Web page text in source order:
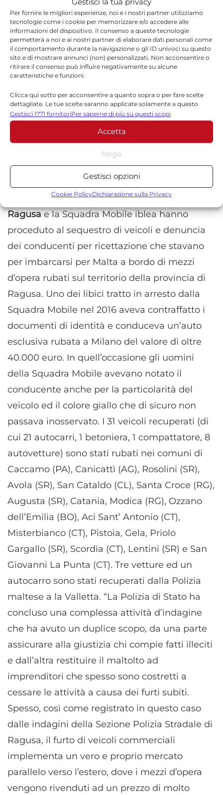
Per fornire le migliori esperienze, noi e i nostri partner utilizziamo
tecnologie come i cookie per memorizzare e/o accedere alle
informazioni del dispositivo. Il consenso a queste tecnologie
permetterà a noi e ai nostri partner di elaborare dati personali come
il comportamento durante la navigazione o gli ID univoci su questo
sito e di mostrare annunci (non) personalizzati. Non acconsentire o
ritirare il consenso può influire negativamente su alcune
caratteristiche e funzioni.
Clicca qui sotto per acconsentire a quanto sopra o per fare scelte
dettagliate. Le tue scelte saranno applicate solamente a questo
sito. È possibile modificare le impostazioni in qualsiasi momento,
compreso il ritiro del consenso, utilizzando i pulsanti della Cookie
Policy o cliccando sul pulsante di gestione del consenso nella parte
inferiore dello schermo.
Statistiche
Archiviare informazioni su dispositivo e/o accedervi, Misurare le
prestazioni degli annunci, Misurare le prestazioni dei contenuti,
combinazione di dati provenienti da fonti diverse.
dati limitati per la selezione della pubblicità, Creare profili per la
pubblicità personalizzata, Utilizzare profili per la selezione di
pubblicità personalizzata, Creare profili per la personalizzazione
dei contenuti, Utilizzare profili per la selezione di contenuti
personalizzati, Sviluppare e migliorare i servizi, Utilizzare dati
limitati per la selezione dei contenuti.
Funzionalità Sempre attivo
Abbinare e combinare dati provenienti da altre
fonti di dati, Collegare diversi dispositivi,
Identificare i dispositivi in base alle informazioni
trasmesse automaticamente.
Utilizzare dati di geolocalizzazione precisi,
Riconoscere i dispositivi in base a informazioni
richieste attivamente.
Garantire la sicurezza, prevenire e
rilevare frodi, correggere errori, Erogare
e presentare pubblicità e contenuto,
Salvare e comunicare le scelte sulla
privacy.
Sempre attivo
Gestisci 1771 fornitoriPer saperne di più su questi scopi
Accetta
Nega
Gestisci opzioni
Cookie PolicyDichiarazione sulla Privacy
di un unico disegno criminoso e richiedeva
l’intercettazione dei soggetti che erano stati
trovati alla guida dei mezzi. L’ attività tecnica
consentiva di identificare i componenti dei tre
sodalizi criminali, di ottenere riscontri sulla
esistenza di accordi criminali tra gli stessi e di
acquisire quelle informazioni utili, grazie
anche a pedinamenti e controlli su strada, a
rinvenire altri veicoli rubati, giacenti presso
varie depositerie ubicate nelle province di
Ragusa, Catania, Siracusa ed Agrigento.
In più occasioni la Sezione Polizia Stradale di
Ragusae la Squadra Mobile iblea hanno
proceduto al sequestro di veicoli e denuncia
dei conducenti per ricettazione che stavano
per imbarcarsi per Malta a bordo di mezzi
d’opera rubati sul territorio della provincia di
Ragusa. Uno dei libici tratto in arresto dalla
Squadra Mobile nel 2016 aveva contraffatto i
documenti di identità e conduceva un’auto
esclusiva rubata a Milano del valore di oltre
40.000 euro. In quell’occasione gli uomini
della Squadra Mobile avevano notato il
conducente anche per la particolarità del
veicolo ed il colore giallo che di sicuro non
passava inosservato. I 31 veicoli recuperati (di
cui 21 autocarri, 1 betoniera, 1 compattatore, 8
autovetture) sono stati rubati nei comuni di
Caccamo (PA), Canicattì (AG), Rosolini (SR),
Avola (SR), San Cataldo (CL), Santa Croce (RG),
Augusta (SR), Catania, Modica (RG), Ozzano
dell’Emilia (BO), Aci Sant’ Antonio (CT),
Misterbianco (CT), Pistoia, Gela, Priolo
Gargallo (SR), Scordia (CT), Lentini (SR) e San
Giovanni La Punta (CT). Tre vetture ed un
autocarro sono stati recuperati dalla Polizia
maltese a la Valletta. “La Polizia di Stato ha
concluso una complessa attività d’indagine
che ha avuto un duplice scopo, da una parte
assicurare alla giustizia chi compie fatti illeciti
e dall’altra restituire il maltolto ad
imprenditori che spesso sono costretti a
cessare le attività a causa dei furti subiti.
Spesso, così come registrato in questo caso
dalle indagini della Sezione Polizia Stradale di
Ragusa, il furto di veicoli commerciali
implementa un vero e proprio mercato
parallelo verso l’estero, dove i mezzi d’opera
vengono rivenduti ad un prezzo di molto